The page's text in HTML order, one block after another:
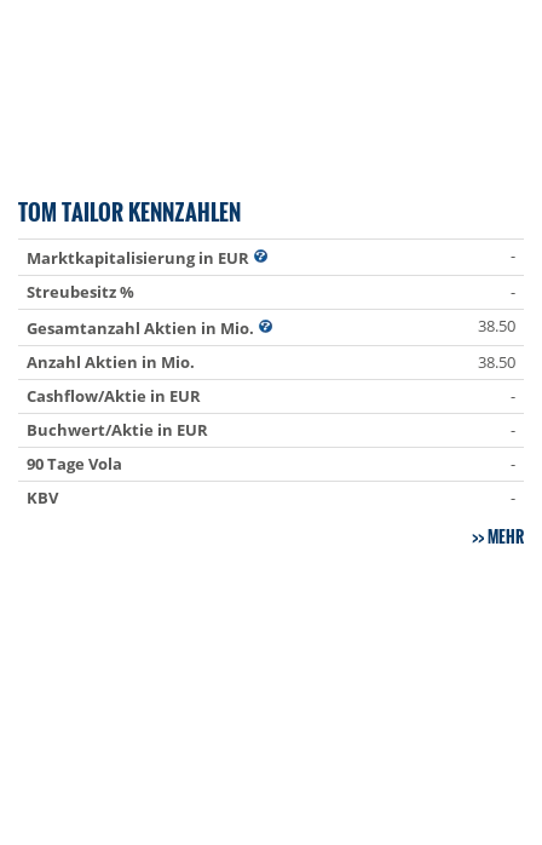
TOM TAILOR KENNZAHLEN
Marktkapitalisierung in EUR
-
Streubesitz %
-
Gesamtanzahl Aktien in Mio.
38.50
Anzahl Aktien in Mio.
38.50
Cashflow/Aktie in EUR
-
Buchwert/Aktie in EUR
-
90 Tage Vola
-
KBV
-
MEHR